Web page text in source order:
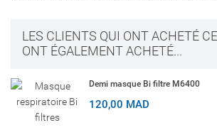
LES CLIENTS QUI ONT ACHETÉ
ONT ÉGALEMENT ACHETÉ...
Demi masque Bi filtre M6400
120,00 MAD